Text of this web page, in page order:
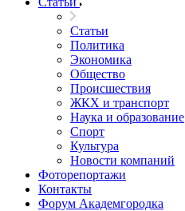
Статьи
Политика
Экономика
Общество
Происшествия
ЖКХ и транспорт
Наука и образование
Спорт
Культура
Новости компаний
Фоторепортажи
Контакты
Форум Академгородка